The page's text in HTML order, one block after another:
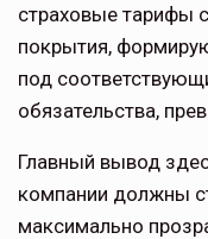
страховые тарифы
покры­тия,
под
обязательства,
Главный вывод
компании должны
максимально